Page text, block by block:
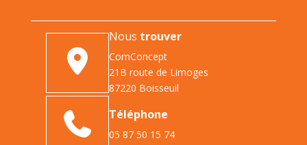
Nous trouver
ComConcept
21B route de Limoges
87220 Boisseuil
Téléphone
05 87 50 15 74